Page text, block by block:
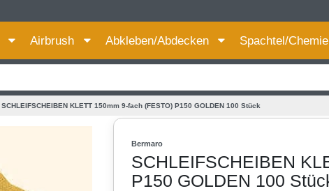
Für bessere Preise HIER registrieren!
Airbrush Abkleben/Abdecken Spachtel/
SCHLEIFSCHEIBEN KLETT 150mm 9-fach (FESTO) P150 GOLDEN 100 Stück
Bermaro
SCHLEIFSCHEIBEN
P150 GOLDEN 100